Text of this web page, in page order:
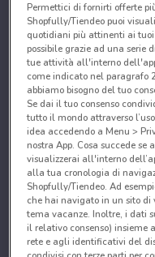
Permettici di fornirti offerte
Shopfully/Tiendeo puoi
quotidiani più attinenti ai
possibile grazie ad una serie
tue attività all'interno
come indicato nel paragrafo
abbiamo bisogno del tuo
Se dai il tuo consenso
tutto il mondo attraverso
idea accedendo a Menu >
nostra App. Cosa succede se
visualizzerai all'interno
alla tua cronologia di
Shopfully/Tiendeo. Ad
che hai navigato in un sito
tema vacanze. Inoltre, i dati
il relativo consenso) insieme
rete e agli identificativi del